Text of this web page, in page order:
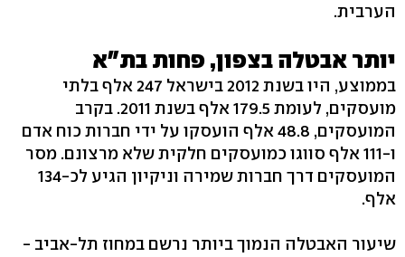
הערבית.
יותר אבטלה בצפון, פחות בת"א
בממוצע, היו בשנת 2012 בישראל 247 אלף בלתי
מועסקים, לעומת 179.5 אלף בשנת 2011. בקרב
המועסקים, 48.8 אלף הועסקו על ידי חברות כוח אדם
ו-111 אלף סווגו כמועסקים חלקית שלא מרצונם. מסר
המועסקים דרך חברות שמירה וניקיון הגיע לכ-134
אלף.
שיעור האבטלה הנמוך ביותר נרשם במחוז תל-אביב -